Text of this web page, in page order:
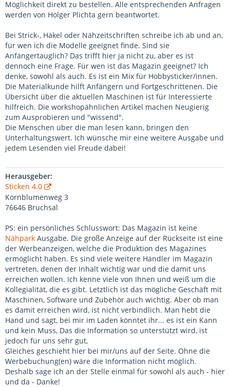
Möglichkeit direkt zu bestellen. Alle entsprechenden Anfragen
werden von Holger Plichta gern beantwortet.
Bei Strick-, Häkel oder Nähzeitschriften schreibe ich ab und an,
für wen ich die Modelle geeignet finde. Sind sie
Anfängertauglich? Das trifft hier ja nicht zu, aber es ist
dennoch eine Frage. Für wen ist das Magazin geeignet? Ich
denke, sowohl als auch. Es ist ein Mix für Hobbysticker/innen.
Die Materialkunde hilft Anfängern und Fortgeschrittenen. Die
Übersicht über die aktuellen Maschinen ist für Interessierte
hilfreich. Die workshopähnlichen Artikel machen Neugierig
zum Ausprobieren und "wissend".
Die Menschen über die man lesen kann, bringen den
Unterhaltungswert. Ich wünsche mir eine weitere Ausgabe und
jedem Lesenden viel Freude dabei!
Herausgeber:
Sticken 4.0
Kornblumenweg 3
76646 Bruchsal
PS: ein persönliches Schlusswort: Das Magazin ist keine
Nähpark Ausgabe. Die große Anzeige auf der Rückseite ist eine
der Werbeanzeigen, welche die Produktion des Magazines
ermöglicht haben. Es sind viele weitere Händler im Magazin
vertreten, denen der Inhalt wichtig war und die damit uns
erreichen wollen. Ich kenne viele von Ihnen und weiß um die
Kollegialität, die es gibt. Letztlich ist das mögliche Geschäft mit
Maschinen, Software und Zubehör auch wichtig. Aber ob man
es damit erreichen wird, ist nicht verbindlich. Man hebt die
Hand und sagt, bei mir im Laden könntet ihr... es ist ein Kann
und kein Muss, Das die Information so unterstützt wird, ist
jedoch für uns sehr gut,
Gleiches geschieht hier bei mir/uns auf der Seite. Ohne die
Werbebuchung(en) wäre die Information nicht möglich.
Deshalb sage ich an der Stelle einmal für sowohl als auch - hier
und da - Danke!